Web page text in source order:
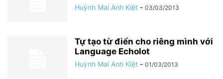
Huỳnh Mai Anh Kiệt - 03/03/2013
Tự tạo từ điển cho riêng mình với
Language Echolot
Huỳnh Mai Anh Kiệt - 01/03/2013